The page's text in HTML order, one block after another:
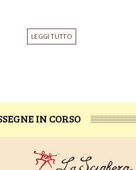
LEGGI TUTTO
IN CORSO